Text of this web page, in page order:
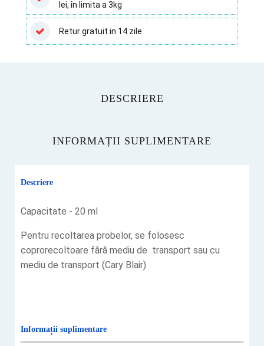
lei, în limita a 3kg
Retur gratuit in 14 zile
DESCRIERE
INFORMAȚII SUPLIMENTARE
Descriere
Capacitate - 20 ml
Pentru recoltarea probelor, se folosesc
coprorecoltoare fără mediu de transport sau cu
mediu de transport (Cary Blair)
Informații suplimentare